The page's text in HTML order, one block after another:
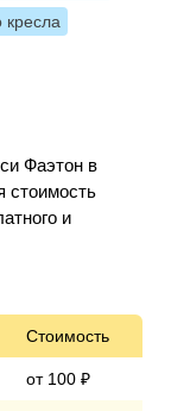
кресла
Фаэтон в
стоимость
и
Стоимость
от 100 ₽